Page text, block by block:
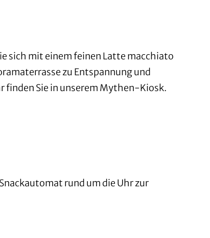
sich mit einem feinen Latte macchiato
zu Entspannung und
finden Sie in unserem Mythen-Kiosk.
rund um die Uhr zur